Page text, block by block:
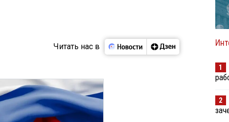
Читать нас в
1
2